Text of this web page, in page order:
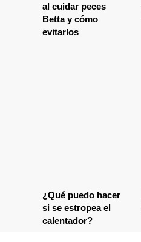
al cuidar peces
Betta y cómo
evitarlos
¿Qué puedo hacer
si se estropea el
calentador?